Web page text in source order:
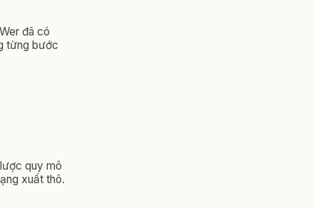
đã có
từng bước
quy mô
xuất thô.